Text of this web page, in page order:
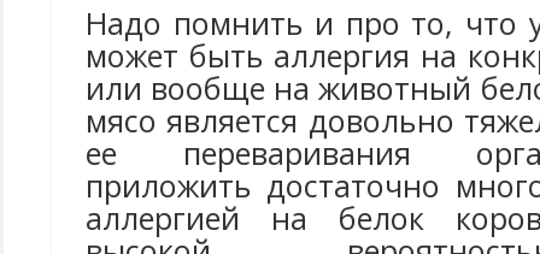
Надо помнить и про то, что
может быть аллергия на
или вообще на животный
мясо является довольно
ее переваривания
приложить достаточно
аллергией на белок